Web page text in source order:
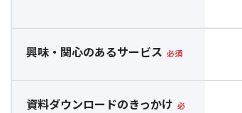
興味・関心のあるサービス
資料ダウンロードのきっかけ